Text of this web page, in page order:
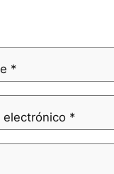
*
electrónico *